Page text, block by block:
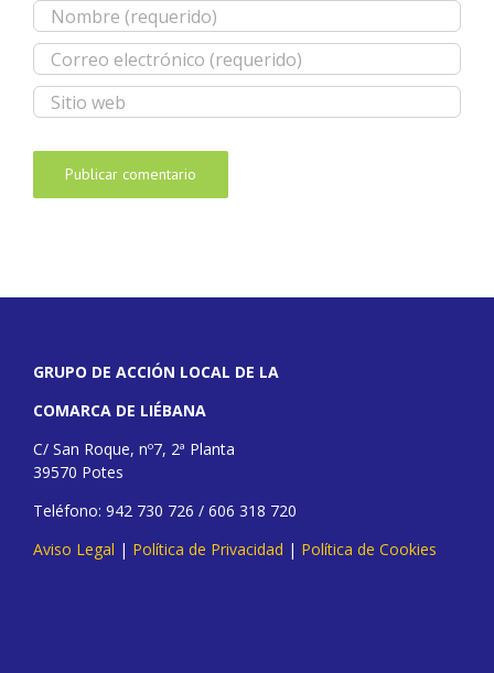
GRUPO DE ACCIÓN LOCAL DE LA
COMARCA DE LIÉBANA
C/ San Roque, nº7, 2ª Planta
39570 Potes
Teléfono: 942 730 726 / 606 318 720
Aviso Legal | Política de Privacidad | Política de Cookies